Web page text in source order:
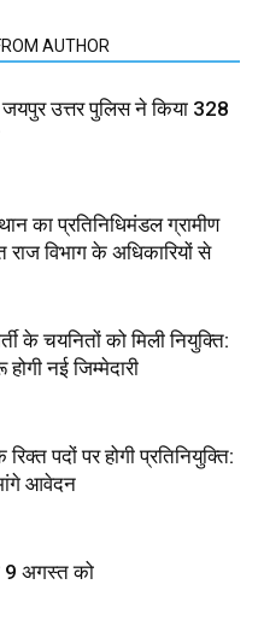
AUTHOR
जयपुर उत्तर पुलिस ने किया 328
का प्रतिनिधिमंडल ग्रामीण
राज विभाग के अधिकारियों से
के चयनितों को मिली नियुक्ति:
नई जिम्मेदारी
पदों पर होगी प्रतिनियुक्ति:
आवेदन
9 अगस्त को